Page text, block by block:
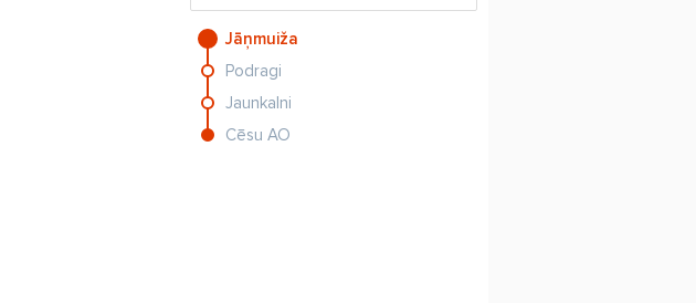
Jāņmuiža
Podragi
Jaunkalni
Cēsu AO